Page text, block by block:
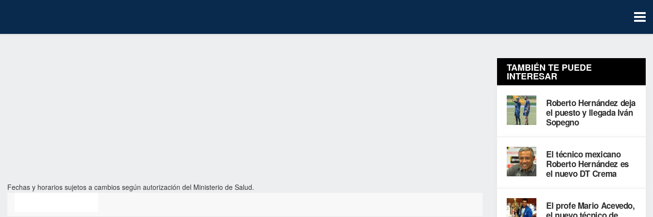
Fechas y horarios sujetos a cambios según autorización del Ministerio de Salud.
TAMBIÉN TE PUEDE
INTERESAR
Roberto Hernández deja
el puesto y llegada Iván
Sopegno
El técnico mexicano
Roberto Hernández es
el nuevo DT Crema
El profe Mario Acevedo,